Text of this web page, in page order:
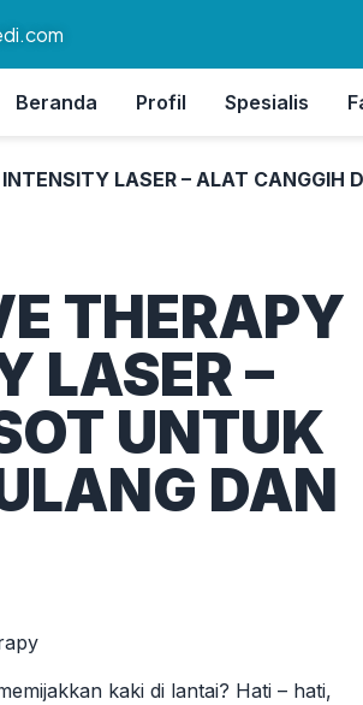
Beranda Profil Spesialis
LASER – ALAT CANGGIH
THERAPY
LASER –
UNTUK
DAN
kaki di lantai? Hati – hati,